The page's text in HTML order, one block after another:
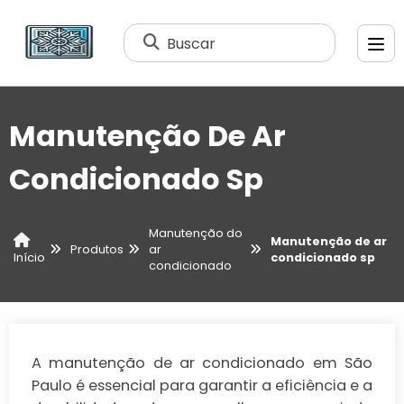
Buscar
Manutenção De Ar
Condicionado Sp
Início
Produtos
Manutenção do
ar
condicionado
Manutenção de ar
condicionado sp
A manutenção de ar condicionado em São
Paulo é essencial para garantir a eficiência e a